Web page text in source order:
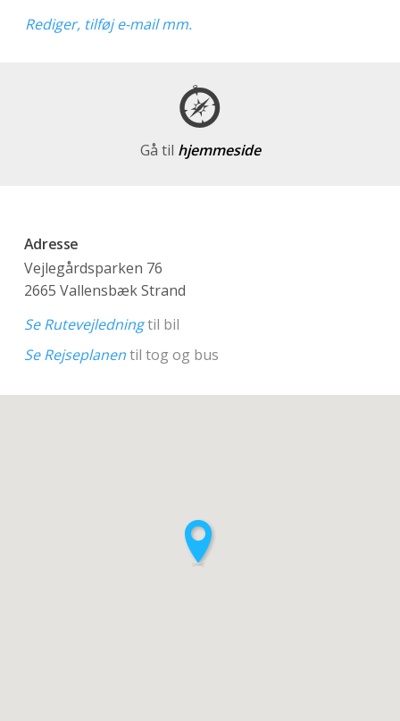
Rediger, tilføj e-mail mm.
Gå til hjemmeside
Adresse
Vejlegårdsparken 76
2665 Vallensbæk Strand
Se Rutevejledningtil bil
Se Rejseplanentil tog og bus